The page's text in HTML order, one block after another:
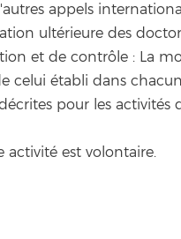
appels
ultérieure des
et de contrôle : La
celui établi dans
pour les
activité est volontaire.